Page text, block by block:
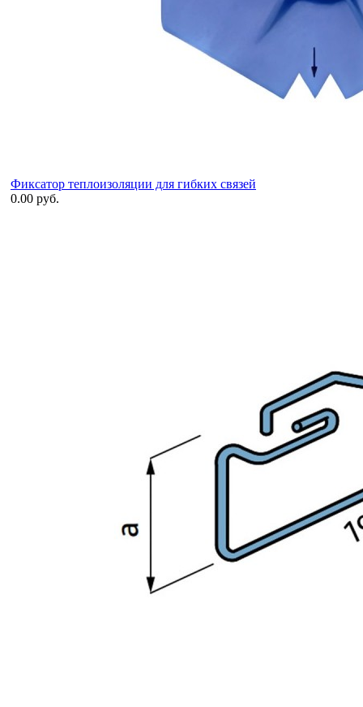
Фиксатор теплоизоляции для гибких связей
0.00 руб.